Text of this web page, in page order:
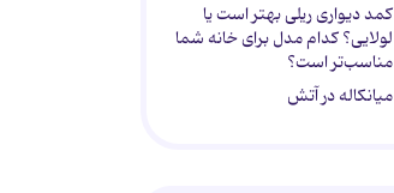
کمد دیواری ریلی بهتر است یا
لولایی؟ کدام مدل برای خانه شما
مناسب‌تر است؟
میانکاله در آتش